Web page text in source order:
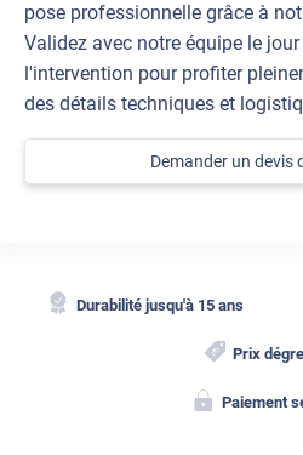
pose professionnelle grâce à
Validez avec notre équipe le
l'intervention pour profiter
des détails techniques et
Demander un devis
Durabilité jusqu'à 15 ans
Prix
Paiement